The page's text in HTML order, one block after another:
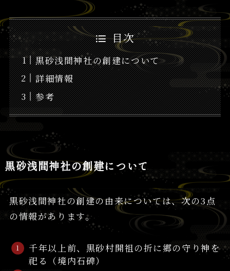
目次
黒砂浅間神社の創建について
詳細情報
参考
黒砂浅間神社の創建について
黒砂浅間神社の創建の由来については、次の3点
の情報があります。
千年以上前、黒砂村開祖の折に郷の守り神を
祀る（境内石碑）